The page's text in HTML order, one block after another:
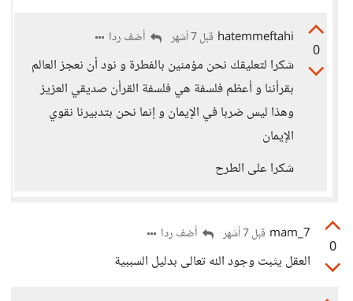
0
hatemmeftahi قبل 7 أشهر أضف ردا
شكرا لتعليقك نحن مؤمنين بالفطرة و نود أن نعجز العالم
بقرأننا و أعظم فلسفة هي فلسفة القرأن صديقي العزيز
وهذا ليس ضربا في الإيمان و إنما نحن بتدبيرنا نقوي
الإيمان
شكرا على الطرح
0
mam_7 قبل 7 أشهر أضف ردا
العقل يثبت وجود الله تعالى بدليل السببية